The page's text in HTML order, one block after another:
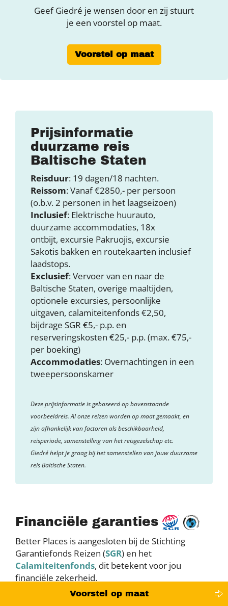
Geef Giedré je wensen door en zij stuurt
je een voorstel op maat.
Voorstel op maat
Prijsinformatie
duurzame reis
Baltische Staten
Reisduur: 19 dagen/18 nachten.
Reissom: Vanaf €2850,- per persoon
(o.b.v. 2 personen in het laagseizoen)
Inclusief: Elektrische huurauto,
duurzame accommodaties, 18x
ontbijt, excursie Pakruojis, excursie
Sakotis bakken en routekaarten inclusief
laadstops.
Exclusief: Vervoer van en naar de
Baltische Staten, overige maaltijden,
optionele excursies, persoonlijke
uitgaven, calamiteitenfonds €2,50,
bijdrage SGR €5,- p.p. en
reserveringskosten €25,- p.p. (max. €75,-
per boeking)
Accommodaties: Overnachtingen in een
tweepersoonskamer
Deze prijsinformatie is gebaseerd op bovenstaande
voorbeeldreis. Al onze reizen worden op maat gemaakt, en
zijn afhankelijk van factoren als beschikbaarheid,
reisperiode, samenstelling van het reisgezelschap etc.
Giedréhelpt je graag bij het samenstellen van jouw duurzame
reis Baltische Staten.
Financiële garanties
Better Places is aangesloten bij de Stichting
Garantiefonds Reizen (SGR) en het
Calamiteitenfonds, dit betekent voor jou
financiële zekerheid.
Voorstel op maat